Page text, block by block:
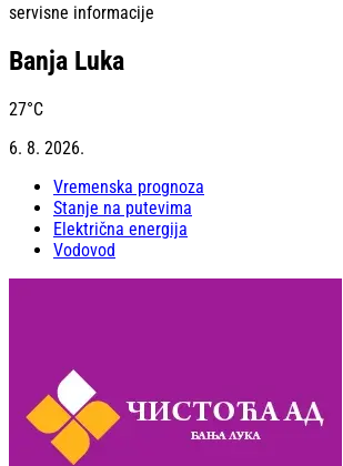
servisne informacije
Banja Luka
27°C
6. 8. 2026.
Vremenska prognoza
Stanje na putevima
Električna energija
Vodovod